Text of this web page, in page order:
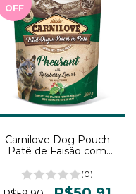
OFF
Carnilove Dog Pouch
Patê de Faisão com
para Cães 300g
(0)